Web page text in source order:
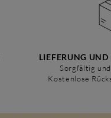
LIEFERUNG
Sorgfältig
Kostenlose